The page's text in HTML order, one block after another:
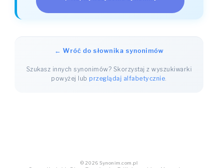
← Wróć do słownika synonimów
Szukasz innych synonimów? Skorzystaj z wyszukiwarki
powyżej lubprzeglądaj alfabetycznie
© 2026 Synonim.com.pl